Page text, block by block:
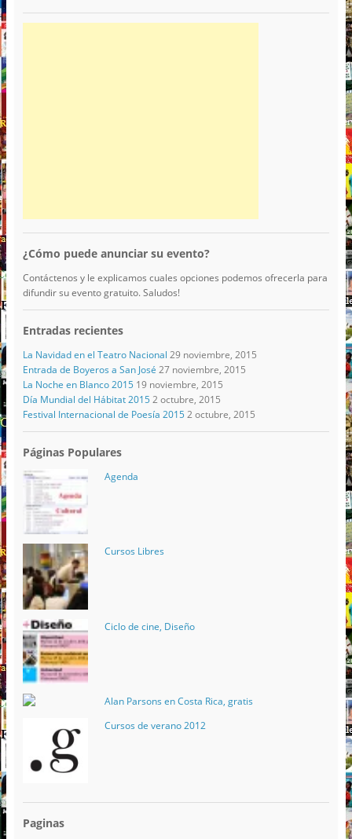
¿Cómo puede anunciar su evento?
Contáctenos y le explicamos cuales opciones podemos ofrecerla para
difundir su evento gratuito. Saludos!
Entradas recientes
La Navidad en el Teatro Nacional 29 noviembre, 2015
Entrada de Boyeros a San José 27 noviembre, 2015
La Noche en Blanco 2015 19 noviembre, 2015
Día Mundial del Hábitat 2015 2 octubre, 2015
Festival Internacional de Poesía 2015 2 octubre, 2015
Páginas Populares
Agenda
Cursos Libres
Ciclo de cine, Diseño
Alan Parsons en Costa Rica, gratis
Cursos de verano 2012
Paginas